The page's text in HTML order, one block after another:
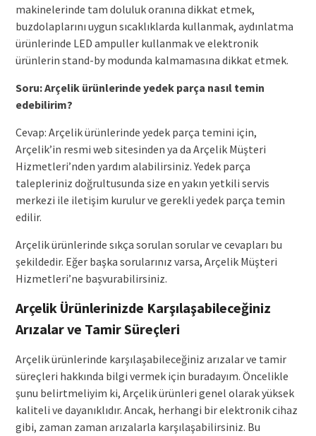
makinelerinde tam doluluk oranına dikkat etmek,
buzdolaplarını uygun sıcaklıklarda kullanmak, aydınlatma
ürünlerinde LED ampuller kullanmak ve elektronik
ürünlerin stand-by modunda kalmamasına dikkat etmek.
Soru: Arçelik ürünlerinde yedek parça nasıl temin
edebilirim?
Cevap: Arçelik ürünlerinde yedek parça temini için,
Arçelik’in resmi web sitesinden ya da Arçelik Müşteri
Hizmetleri’nden yardım alabilirsiniz. Yedek parça
talepleriniz doğrultusunda size en yakın yetkili servis
merkezi ile iletişim kurulur ve gerekli yedek parça temin
edilir.
Arçelik ürünlerinde sıkça sorulan sorular ve cevapları bu
şekildedir. Eğer başka sorularınız varsa, Arçelik Müşteri
Hizmetleri’ne başvurabilirsiniz.
Arçelik Ürünlerinizde Karşılaşabileceğiniz
Arızalar ve Tamir Süreçleri
Arçelik ürünlerinde karşılaşabileceğiniz arızalar ve tamir
süreçleri hakkında bilgi vermek için buradayım. Öncelikle
şunu belirtmeliyim ki, Arçelik ürünleri genel olarak yüksek
kaliteli ve dayanıklıdır. Ancak, herhangi bir elektronik cihaz
gibi, zaman zaman arızalarla karşılaşabilirsiniz. Bu